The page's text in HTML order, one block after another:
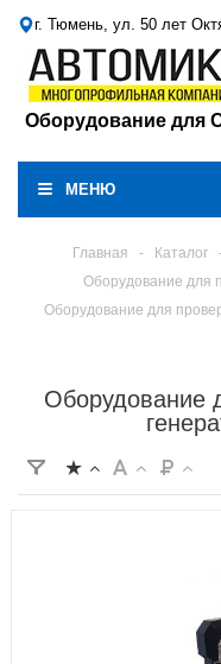
г. Тюмень, ул. 50 лет
Оборудование для
МЕНЮ
Главная - Каталог
Оборудование для
Оборудование для
Оборудование